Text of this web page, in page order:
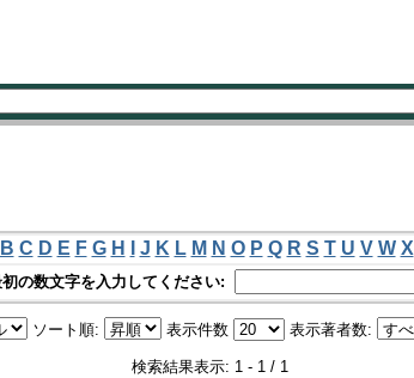
B C D E F G H J K L M N O P Q R S T U V W X
の数文字を入力してください:
ソート順: 表示件数 表示著者数:
検索結果表示: 1 - 1 / 1